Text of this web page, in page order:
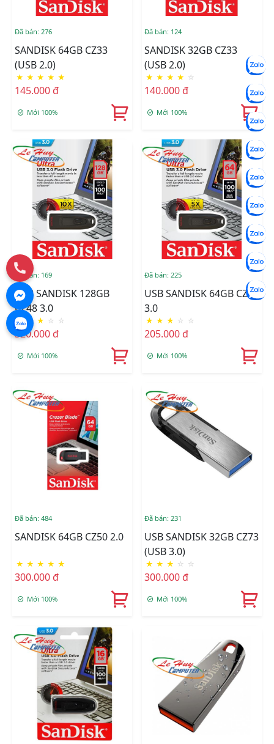
Đã bán: 276
SANDISK 64GB CZ33
(USB 2.0)
★ ★ ★ ★ ★
145.000 đ
Mới 100%
Đã bán: 124
SANDISK 32GB CZ33
(USB 2.0)
★ ★ ★ ★ ☆
140.000 đ
Mới 100%
Đã bán: 169
USB SANDISK 128GB
CZ48 3.0
★ ★ ★ ☆ ☆
320.000 đ
Mới 100%
Đã bán: 225
USB SANDISK 64GB CZ48
3.0
★ ★ ★ ☆ ☆
205.000 đ
Mới 100%
Đã bán: 484
SANDISK 64GB CZ50 2.0
★ ★ ★ ★ ★
300.000 đ
Mới 100%
Đã bán: 231
USB SANDISK 32GB CZ73
(USB 3.0)
★ ★ ★ ☆ ☆
300.000 đ
Mới 100%